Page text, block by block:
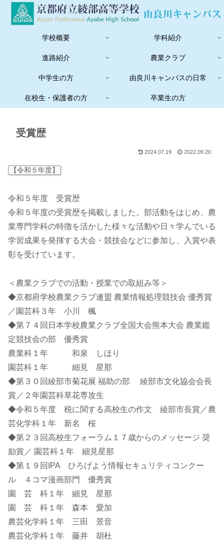
学校概要 学科紹介
進路紹介 農業クラブ
中学生の方 由良川キャンパスの日常
在校生・保護者の方 卒業生の方
受賞歴
2024.07.19 2022.09.20
【令和５年度】
令和５年度 受賞歴
令和５年度の受賞歴を掲載しました。部活動をはじめ、農
業専門学科の特徴を活かした様々な活動や日々学んでいる
学習成果を発揮する大会・競技会などに参加し、入賞や表
彰を受けています。
＜農業クラブでの活動・授業での取組み等＞
◆京都府学校農業クラブ連盟 農業情報処理競技会 優秀賞
／園芸科３年 小川 楓
◆第７４回日本学校農業クラブ全国大会熊本大会 農業鑑
定競技会の部 優秀賞
農業科１年 和泉 しほり
園芸科１年 細見 星那
◆第３０回綾部市菊花展 福助の部 綾部市文化協会会長
賞／２年園芸科草花専攻生
◆令和５年度 税に関する高校生の作文 綾部市長賞／農
芸化学科１年 新名 桜
◆第２３回高校生フォーラム１７歳からのメッセージ 奨
励賞／ 園芸科１年 細見星那
◆第１９回IPA ひろげよう情報セキュリティコンクー
ル ４コマ漫画部門 優秀賞
園 芸 科１年 細見 星那
園 芸 科１年 森本 愛加
農芸化学科１年 三田 景音
農芸化学科１年 藤井 胡杜